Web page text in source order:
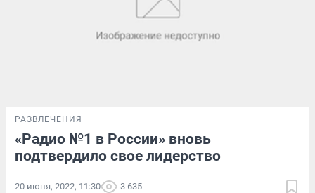
РАЗВЛЕЧЕНИЯ
«Радио №1 в России» вновь
подтвердило свое лидерство
20 июня, 2022, 11:30 3 635